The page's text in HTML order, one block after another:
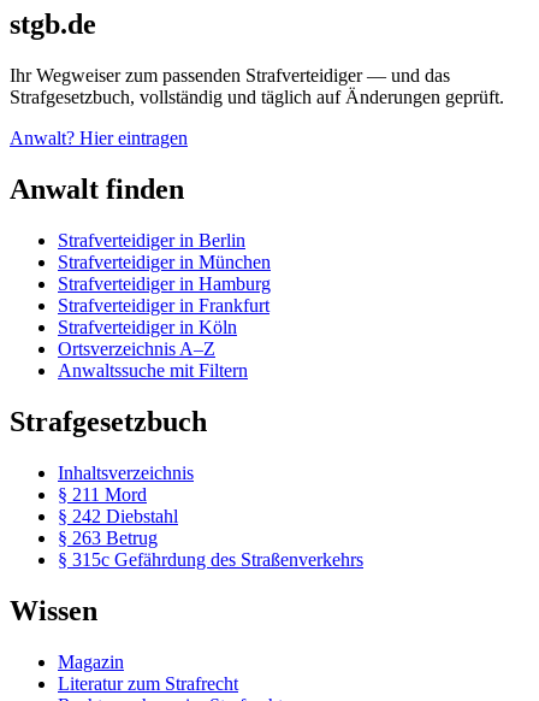
stgb.de
Ihr Wegweiser zum passenden Strafverteidiger — und das
Strafgesetzbuch, vollständig und täglich auf Änderungen geprüft.
Anwalt? Hier eintragen
Anwalt finden
Strafverteidiger in Berlin
Strafverteidiger in München
Strafverteidiger in Hamburg
Strafverteidiger in Frankfurt
Strafverteidiger in Köln
Ortsverzeichnis A–Z
Anwaltssuche mit Filtern
Strafgesetzbuch
Inhaltsverzeichnis
§ 211 Mord
§ 242 Diebstahl
§ 263 Betrug
§ 315c Gefährdung des Straßenverkehrs
Wissen
Magazin
Literatur zum Strafrecht